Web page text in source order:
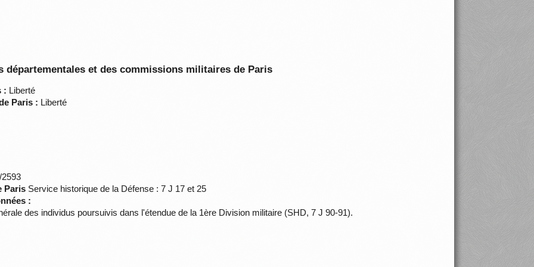
départementales et des commissions militaires de Paris
: Liberté
Paris : Liberté
Paris Service historique de la Défense : 7 J 17 et 25
:
des individus poursuivis dans l'étendue de la 1ère Division militaire (SHD, 7 J 90-91).